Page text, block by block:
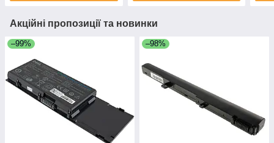
Акційні пропозиції та новинки
–99% –98%